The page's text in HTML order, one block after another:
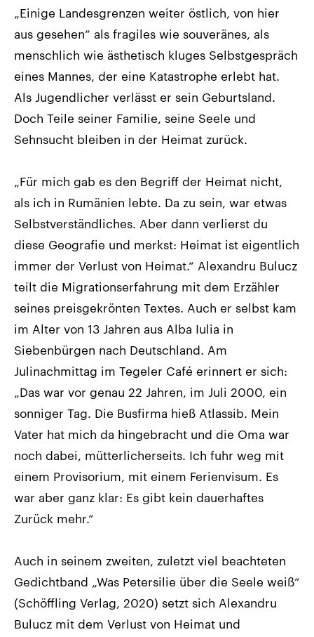
„Einige Landesgrenzen weiter östlich, von hier
aus gesehen“ als fragiles wie souveränes, als
menschlich wie ästhetisch kluges Selbstgespräch
eines Mannes, der eine Katastrophe erlebt hat.
Als Jugendlicher verlässt er sein Geburtsland.
Doch Teile seiner Familie, seine Seele und
Sehnsucht bleiben in der Heimat zurück.
„Für mich gab es den Begriff der Heimat nicht,
als ich in Rumänien lebte. Da zu sein, war etwas
Selbstverständliches. Aber dann verlierst du
diese Geografie und merkst: Heimat ist eigentlich
immer der Verlust von Heimat.“ Alexandru Bulucz
teilt die Migrationserfahrung mit dem Erzähler
seines preisgekrönten Textes. Auch er selbst kam
im Alter von 13 Jahren aus Alba Iulia in
Siebenbürgen nach Deutschland. Am
Julinachmittag im Tegeler Café erinnert er sich:
„Das war vor genau 22 Jahren, im Juli 2000, ein
sonniger Tag. Die Busfirma hieß Atlassib. Mein
Vater hat mich da hingebracht und die Oma war
noch dabei, mütterlicherseits. Ich fuhr weg mit
einem Provisorium, mit einem Ferienvisum. Es
war aber ganz klar: Es gibt kein dauerhaftes
Zurück mehr.“
Auch in seinem zweiten, zuletzt viel beachteten
Gedichtband „Was Petersilie über die Seele weiß“
(Schöffling Verlag, 2020) setzt sich Alexandru
Bulucz mit dem Verlust von Heimat und